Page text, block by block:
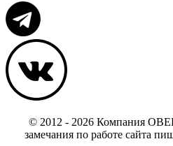
© 2012 - 2026 Компания
замечания по работе сайта